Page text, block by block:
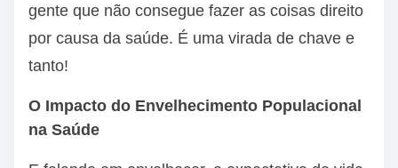
gente que não consegue fazer as coisas direito
por causa da saúde. É uma virada de chave e
tanto!
O Impacto do Envelhecimento Populacional
na Saúde